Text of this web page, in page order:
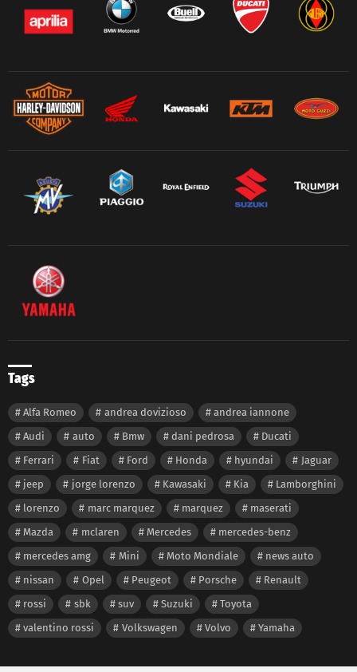
Tags
Alfa Romeo andrea dovizioso
andrea iannone
Audi
auto Bmw dani pedrosa
Ducati
Ferrari
Fiat Ford Honda hyundai
Jaguar
jeep
jorge lorenzo Kawasaki Kia
Lamborghini
lorenzo
marc marquez marquez
maserati
Mazda
mclaren Mercedes
mercedes-benz
mercedes amg
Mini Moto Mondiale
news auto
nissan
Opel Peugeot Porsche
Renault
rossi
sbk suv Suzuki
Toyota
valentino rossi
Volkswagen Volvo Yamaha